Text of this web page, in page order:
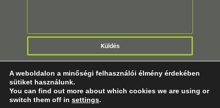
Küldés
© 2025 Minden Jog Fenntartva!
A weboldalon a minőségi felhasználói élmény érdekében
sütiket használunk.
You can find out more about which cookies we are using or
switch them off in settings.